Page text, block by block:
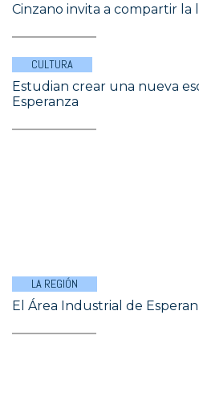
Cinzano invita a compartir la
CULTURA
Estudian crear una nueva
Esperanza
LA REGIÓN
El Área Industrial de